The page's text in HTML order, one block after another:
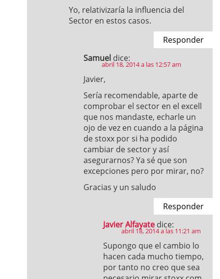
Yo, relativizaría la influencia del
Sector en estos casos.
Responder
Samuel dice:
abril 18, 2014 a las 12:57 am
Javier,
Sería recomendable, aparte de
comprobar el sector en el excell
que nos mandaste, echarle un
ojo de vez en cuando a la página
de stoxx por si ha podido
cambiar de sector y así
asegurarnos? Ya sé que son
excepciones pero por mirar, no?
Gracias y un saludo
Responder
Javier Alfayate dice:
abril 18, 2014 a las 11:21 am
Supongo que el cambio lo
hacen cada mucho tiempo,
por tanto no creo que sea